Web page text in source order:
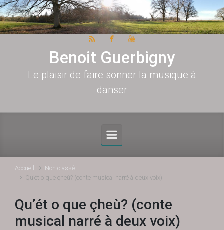
Skip to main content
Benoit Guerbigny
Le plaisir de faire sonner la musique à
danser
Accueil
Non classé
Qu’ét o que çheù? (conte musical narré à deux voix)
Qu’ét o que çheù? (conte
musical narré à deux voix)